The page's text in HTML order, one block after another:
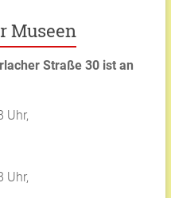
Museen
Straße 30 ist an
Uhr,
Uhr,